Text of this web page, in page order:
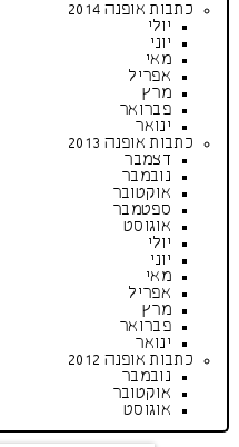
כתבות אופנה 2014
יולי
יוני
מאי
אפריל
מרץ
פברואר
ינואר
כתבות אופנה 2013
דצמבר
נובמבר
אוקטובר
ספטמבר
אוגוסט
יולי
יוני
מאי
אפריל
מרץ
פברואר
ינואר
כתבות אופנה 2012
נובמבר
אוקטובר
אוגוסט